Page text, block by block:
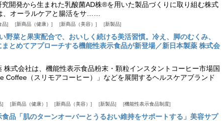
究開発から生まれた乳酸菌AD株®を用いた製品づくりに取り組む株式
、オーラルケアと腸活をサ……
品 新商品（健康） 新商品（美容） 新製品
野菜と果実配合で、おいしく続ける美活習慣。冷え、脚のむくみ、
まとめてアプローチする機能性表示食品が新登場／新日本製薬 株式会
株式会社は、機能性表示食品粉末・顆粒インスタントコーヒー市場国
Coffee（スリモアコーヒー）」などを展開するヘルスケアブランド
新商品（健康） 新商品（美容） 新製品 機能性表示食品制度
食品「肌のターンオーバーとうるおい維持をサポートする」美容サプ